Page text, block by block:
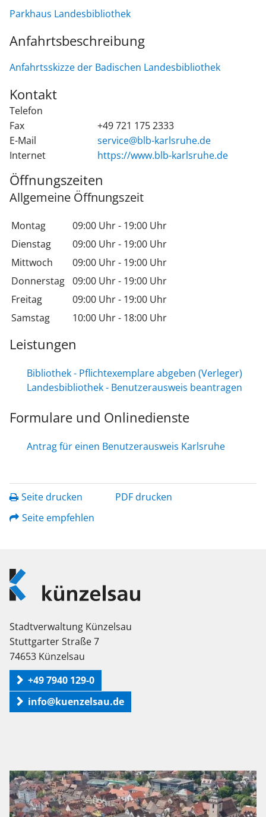
Parkhaus Landesbibliothek
Anfahrtsbeschreibung
Anfahrtsskizze der Badischen Landesbibliothek
Kontakt
Telefon
Fax
+49 721 175 2333
E-Mail
service@blb-karlsruhe.de
Internet
https://www.blb-karlsruhe.de
Öffnungszeiten
Allgemeine Öffnungszeit
Montag 09:00 Uhr- 19:00 Uhr
Dienstag
09:00 Uhr- 19:00 Uhr
Mittwoch
09:00 Uhr- 19:00 Uhr
Donnerstag 09:00 Uhr- 19:00 Uhr
Freitag
09:00 Uhr- 19:00 Uhr
Samstag
10:00 Uhr- 18:00 Uhr
Leistungen
Bibliothek - Pflichtexemplare abgeben (Verleger)
Landesbibliothek - Benutzerausweis beantragen
Formulare und Onlinedienste
Antrag für einen Benutzerausweis Karlsruhe
Seite drucken
PDF drucken
Seite empfehlen
Logo
Künzelsau
Stadtverwaltung Künzelsau
Stuttgarter Straße 7
74653 Künzelsau
+49 7940 129-0
info@kuenzelsau.de